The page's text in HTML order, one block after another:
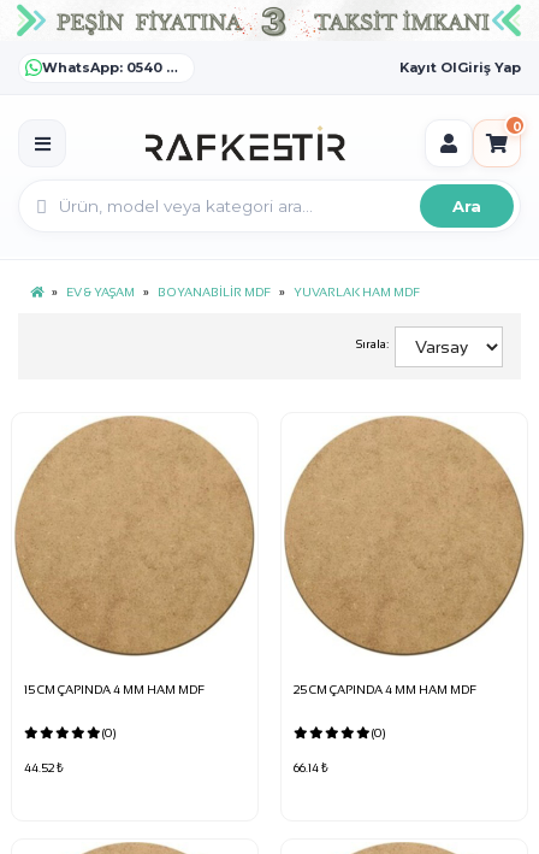
WhatsApp: 0540 372 55 55 Kayıt OlGiriş Yap
0
Ara
EV & YAŞAM BOYANABİLİR MDF YUVARLAK HAM MDF
Sırala:
15 CM ÇAPINDA 4 MM HAM MDF
(0)
44.52 ₺
25 CM ÇAPINDA 4 MM HAM MDF
(0)
66.14 ₺